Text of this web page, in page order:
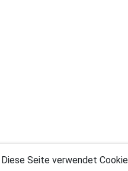
Diese Seite verwendet